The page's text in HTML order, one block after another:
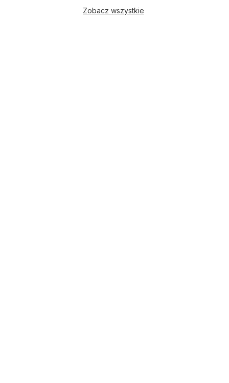
Zobacz wszystkie